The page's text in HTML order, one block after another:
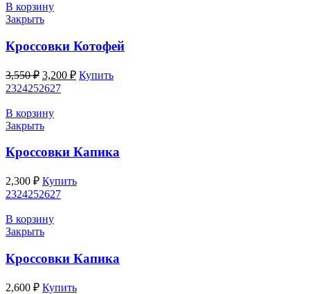
В корзину
Закрыть
Кроссовки Котофей
3,550₽ Первоначальная
цена
составляла
3,550 ₽.
3,200 ₽Текущая
цена:
Купить
2324252627
В корзину
Закрыть
Кроссовки Капика
2,300 ₽ Купить
2324252627
В корзину
Закрыть
Кроссовки Капика
2,600 ₽ Купить